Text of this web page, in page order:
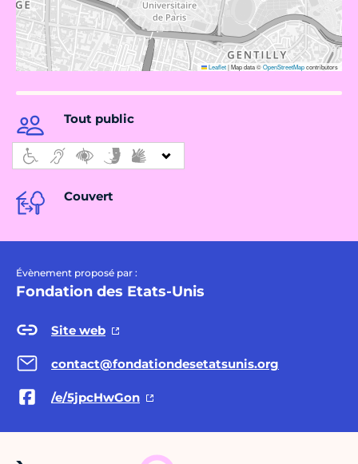
Leaflet|Map data ©OpenStreetMapcontributors
Tout public
Couvert
Évènement proposé par :
​Fondation des Etats-Unis
Site web
contact@fondationdesetatsunis.org
/e/5jpcHwGon